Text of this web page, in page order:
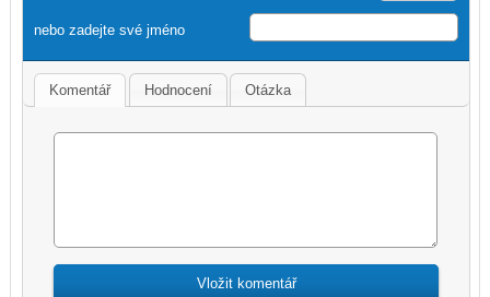
nebo zadejte své jméno
Komentář Hodnocení Otázka